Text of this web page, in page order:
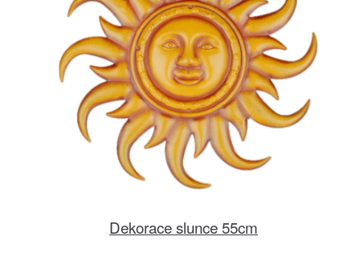
Dekorace slunce 55cm